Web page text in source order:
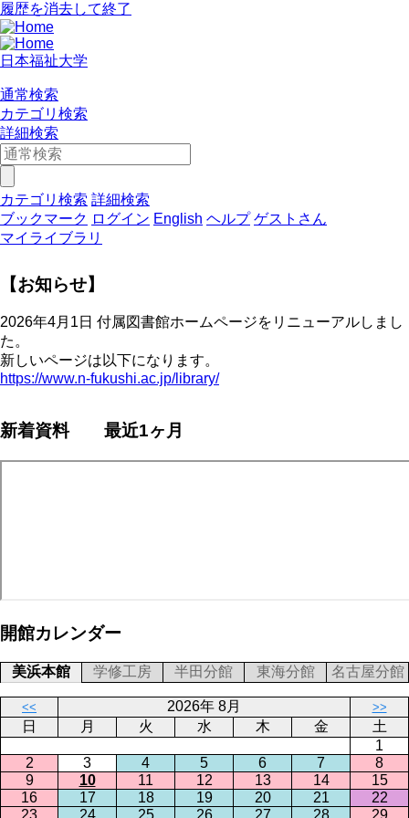
履歴を消去して終了
日本福祉大学
通常検索
カテゴリ検索
詳細検索
カテゴリ検索 詳細検索
ブックマーク ログイン English ヘルプ ゲストさん
マイライブラリ
【お知らせ】
2026年4月1日 付属図書館ホームページをリニューアルしまし
た。
新しいページは以下になります。
https://www.n-fukushi.ac.jp/library/
新着資料 最近1ヶ月
開館カレンダー
美浜本館 学修工房 半田分館 東海分館 名古屋分館
<< 2026年 8月 >>
日 月 火 水 木 金
土
1
2
3 4 5 6 7
8
9
10 11 12 13 14
15
16
17 18 19 20 21
22